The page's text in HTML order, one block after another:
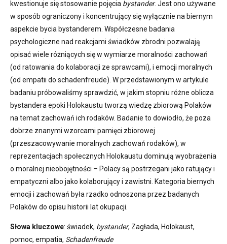
kwestionuje się stosowanie pojęcia bystander. Jest ono używane
w sposób ograniczony i koncentrujący się wyłącznie na biernym
aspekcie bycia bystanderem. Współczesne badania
psychologiczne nad reakcjami świadków zbrodni pozwalają
opisać wiele różniących się w wymiarze moralności zachowań
(od ratowania do kolaboracji ze sprawcami), i emocji moralnych
(od empatii do schadenfreude). W przedstawionym w artykule
badaniu próbowaliśmy sprawdzić, w jakim stopniu różne oblicza
bystandera epoki Holokaustu tworzą wiedzę zbiorową Polaków
na temat zachowań ich rodaków. Badanie to dowiodło, że poza
dobrze znanymi wzorcami pamięci zbiorowej
(przeszacowywanie moralnych zachowań rodaków), w
reprezentacjach społecznych Holokaustu dominują wyobrażenia
o moralnej nieobojętności – Polacy są postrzegani jako ratujący i
empatyczni albo jako kolaborujący i zawistni. Kategoria biernych
emocji i zachowań była rzadko odnoszona przez badanych
Polaków do opisu historii lat okupacji.
Słowa kluczowe: świadek, bystander, Zagłada, Holokaust,
pomoc, empatia, Schadenfreude